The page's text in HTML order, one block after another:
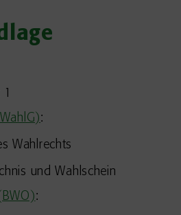
:
Wahlrechts
und Wahlschein
: